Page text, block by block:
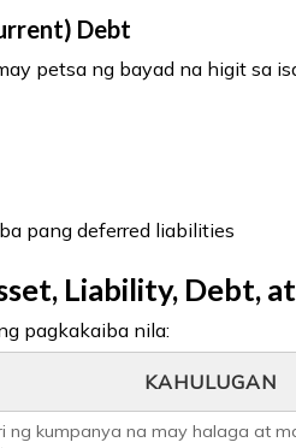
Debt
petsa ng bayad na higit sa
pang deferred liabilities
Liability, Debt,
pagkakaiba nila:
KAHULUGAN
ng kumpanya na may halaga at